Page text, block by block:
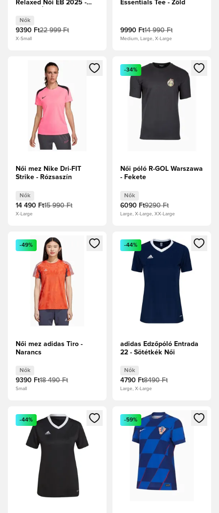
Relaxed Női EB 2025 -
Nők
9390 Ft22 999 Ft
X-Small
Essentials Tee - Zöld
9990 Ft14 990 Ft
Medium, Large, X-Large
Megnyit egy modált a bejelentkezéshez vagy a tagként
Női mez Nike Dri-FIT
Strike - Rózsaszín
Nők
14 490 Ft15 990 Ft
X-Large
Megnyit egy modált a
-34%
Női póló R-GOL Warszawa
- Fekete
Nők
6090 Ft9290 Ft
Large, X-Large, XX-Large
Megnyit egy modált a bejelentkezéshez vagy a tagként
-49%
Női mez adidas Tiro -
Narancs
Nők
9390 Ft18 490 Ft
Small
Megnyit egy modált a
-44%
adidas Edzőpóló Entrada
22 - Sötétkék Női
Nők
4790 Ft8490 Ft
Large, X-Large
Megnyit egy modált a bejelentkezéshez vagy a tagként
-44%
Megnyit egy modált a
-59%